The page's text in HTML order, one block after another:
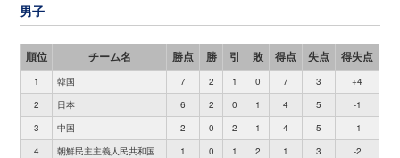
男子
順位 チーム名 勝点 勝 引 敗 得点 失点 得失点
1 韓国 7 2 1 0 7 3
+4
2
日本 6 2 0 1 4 5
-1
3
中国 2 0 2 1 4 5
-1
4
朝鮮民主主義人民共和国 1 0 1 2 1 3 -2